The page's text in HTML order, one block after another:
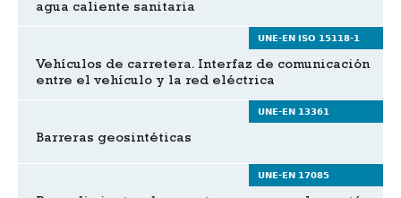
agua caliente sanitaria
UNE-EN ISO 15118-1
Vehículos de carretera. Interfaz de comunicación
entre el vehículo y la red eléctrica
UNE-EN 13361
Barreras geosintéticas
UNE-EN 17085